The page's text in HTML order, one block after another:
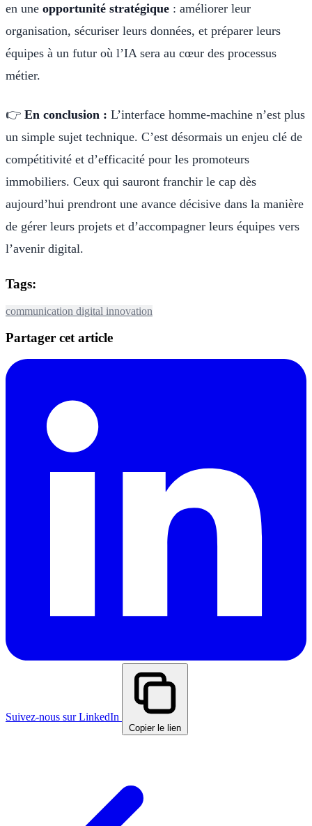
en une opportunité stratégique : améliorer leur
organisation, sécuriser leurs données, et préparer leurs
équipes à un futur où l’IA sera au cœur des processus
métier.
👉 En conclusion : L’interface homme-machine n’est plus
un simple sujet technique. C’est désormais un enjeu clé de
compétitivité et d’efficacité pour les promoteurs
immobiliers. Ceux qui sauront franchir le cap dès
aujourd’hui prendront une avance décisive dans la manière
de gérer leurs projets et d’accompagner leurs équipes vers
l’avenir digital.
Tags:
communication digital innovation
Partager cet article
Suivez-nous sur LinkedIn
Copier le lien